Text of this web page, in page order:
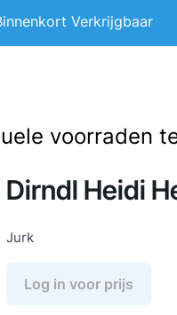
Verkrijgbaar
voorraden
Dirndl Heidi
Jurk
Log in voor prijs